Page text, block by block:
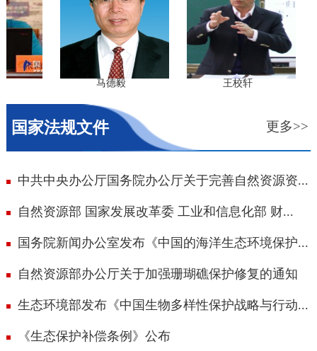
马德毅 王校轩
国家法规文件 更多>>
中共中央办公厅国务院办公厅关于完善自然资源资...
自然资源部 国家发展改革委 工业和信息化部 财...
国务院新闻办公室发布《中国的海洋生态环境保护...
自然资源部办公厅关于加强珊瑚礁保护修复的通知
生态环境部发布《中国生物多样性保护战略与行动...
《生态保护补偿条例》公布